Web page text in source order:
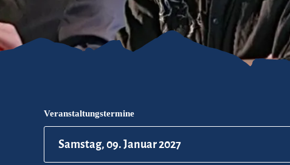
Veranstaltungstermine
Samstag, 09. Januar 2027